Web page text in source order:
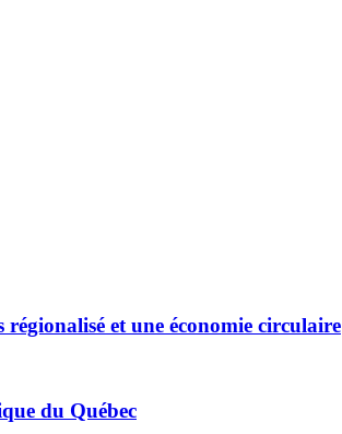
et une économie circulaire
du Québec